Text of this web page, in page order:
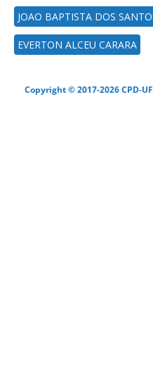
JOAO BAPTISTA DOS
EVERTON ALCEU CARARA
Copyright © 2017-2026 CPD-